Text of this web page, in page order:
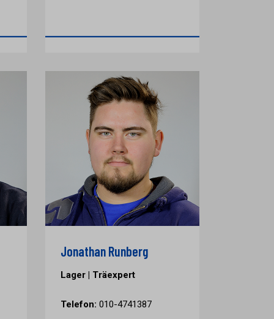
Jonathan Runberg
Lager | Träexpert
Telefon: 010-4741387